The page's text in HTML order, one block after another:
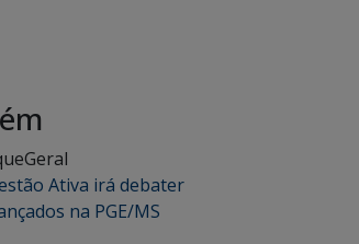
Geral
Ativa irá debater
na PGE/MS